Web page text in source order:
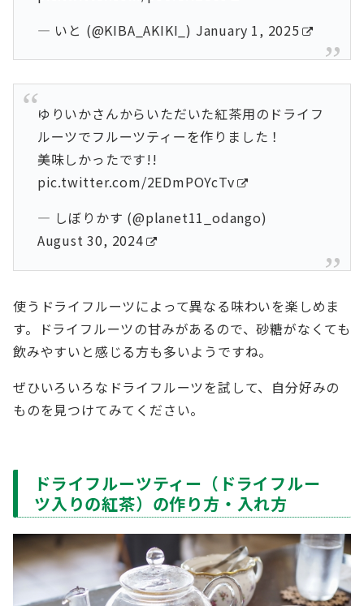
— いと (@KIBA_AKIKI_) January 1, 2025
ゆりいかさんからいただいた紅茶用のドライフ
ルーツでフルーツティーを作りました！
美味しかったです!!
pic.twitter.com/2EDmPOYcTv
— しぼりかす (@planet11_odango)
August 30, 2024
使うドライフルーツによって異なる味わいを楽しめま
す。ドライフルーツの甘みがあるので、砂糖がなくても
飲みやすいと感じる方も多いようですね。
ぜひいろいろなドライフルーツを試して、自分好みの
ものを見つけてみてください。
ドライフルーツティー（ドライフルー
ツ入りの紅茶）の作り方・入れ方